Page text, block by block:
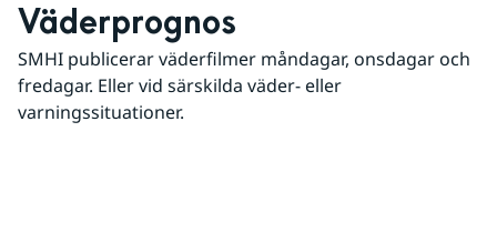
Väderprognos
SMHI publicerar väderfilmer måndagar, onsdagar och
fredagar. Eller vid särskilda väder- eller
varningssituationer.